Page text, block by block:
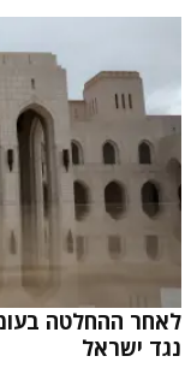
לאחר ההחלטה
נגד ישראל